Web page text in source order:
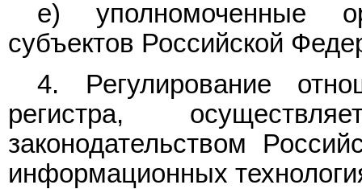
е) уполномоченные
субъектов Российской
4. Регулирование
регистра,
законодательством
информационных